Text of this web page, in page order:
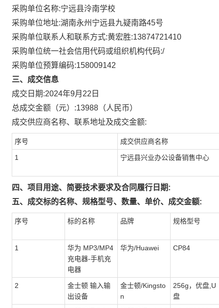
采购单位名称:宁远县泠南学校
采购单位地址:湖南永州宁远县九疑南路45号
采购单位联系人和联系方式:黄宏胜:13874721410
采购单位统一社会信用代码或组织机构代码:/
采购单位预算编码:158009142
三、成交信息
成交日期:2024年9月22日
总成交金额（元）:13988 （人民币）
成交供应商名称、联系地址及成交金额:
序号 成交供应商名称
1 宁远县兴业办公设备销售中心
四、项目用途、简要技术要求及合同履行日期:
五、成交标的名称、规格型号、数量、单价、成交金额:
序号 标的名称 品牌 规格型号
1
华为 MP3/MP4
充电器-手机充
电器
华为/Huawei CP84
2
金士顿 输入输
出设备
金士顿/Kingsto
n
256g，优盘,U
盘